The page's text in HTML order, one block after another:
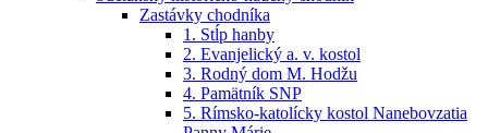
Zastávky chodníka
1. Stĺp hanby
2. Evanjelický a. v. kostol
3. Rodný dom M. Hodžu
4. Pamätník SNP
5. Rímsko-katolícky kostol Nanebovzatia